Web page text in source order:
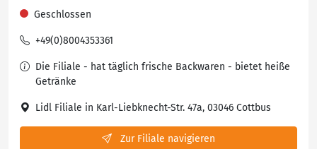
Geschlossen
+49(0)8004353361
Die Filiale - hat täglich frische Backwaren - bietet heiße
Getränke
Lidl Filiale in Karl-Liebknecht-Str. 47a, 03046 Cottbus
Zur Filiale navigieren